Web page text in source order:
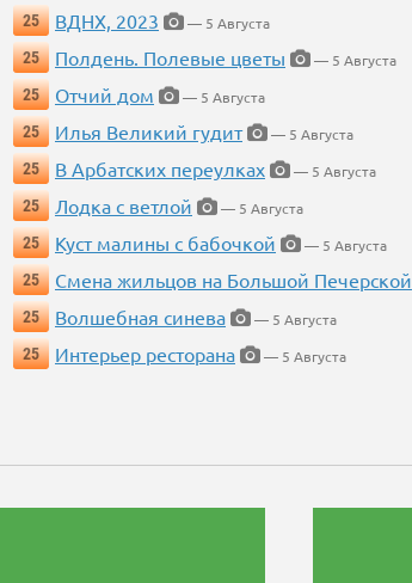
25 ВДНХ, 2023
— 5 Августа
25
Полдень. Полевые цветы
— 5 Августа
25
Отчий дом
— 5 Августа
25
Илья Великий гудит
— 5 Августа
25
В Арбатских переулках
— 5 Августа
25
Лодка с ветлой
— 5 Августа
25
Куст малины с бабочкой
— 5 Августа
25
Смена жильцов на Большой Печерской
25
Волшебная синева
— 5 Августа
25
Интерьер ресторана — 5 Августа